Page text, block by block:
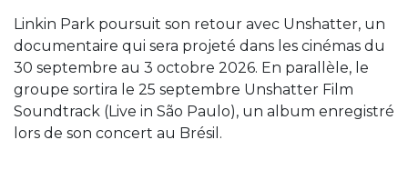
Linkin Park poursuit son retour avec Unshatter, un
documentaire qui sera projeté dans les cinémas du
30 septembre au 3 octobre 2026. En parallèle, le
groupe sortira le 25 septembre Unshatter Film
Soundtrack (Live in São Paulo), un album enregistré
lors de son concert au Brésil.